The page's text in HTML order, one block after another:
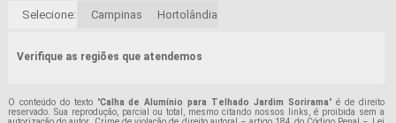
Selecione: Campinas Hortolândia
Verifique as regiões que atendemos
O conteúdo do texto "Calha de Alumínio para Telhado Jardim Sorirama" é de direito
reservado. Sua reprodução, parcial ou total, mesmo citando nossos links, é proibida sem a